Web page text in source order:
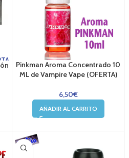
Pinkman Aroma Concentrado 10
ML de Vampire Vape (OFERTA)
6,50€
AÑADIR AL CARRITO